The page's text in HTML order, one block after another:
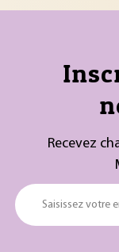
Recevez
Saisissez votre